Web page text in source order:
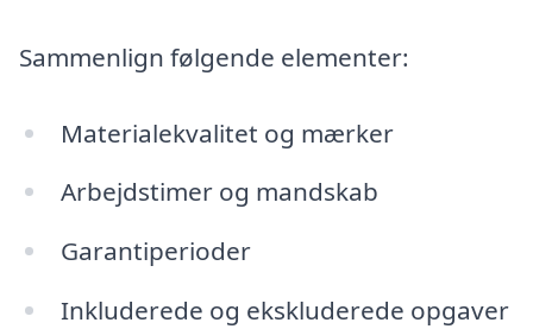
Sammenlign følgende elementer:
Materialekvalitet og mærker
Arbejdstimer og mandskab
Garantiperioder
Inkluderede og ekskluderede opgaver